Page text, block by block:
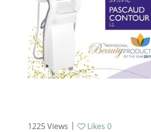
1225Views | Likes 0